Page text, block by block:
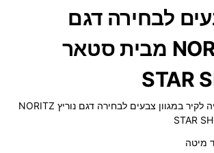
לבחירה דגם
נוריץ NORITZ מבית סטאר
שידת לילה צפה תלויה לקיר במגוון צבעים לבחירה דגם נוריץ NORITZ
מיטה